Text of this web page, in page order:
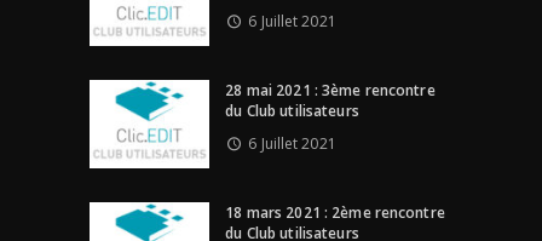
6 Juillet 2021
28 mai 2021 : 3ème rencontre
du Club utilisateurs
6 Juillet 2021
18 mars 2021 : 2ème rencontre
du Club utilisateurs